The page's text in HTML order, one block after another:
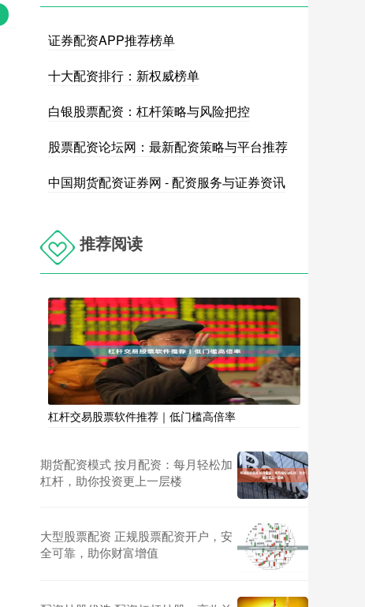
证券配资APP推荐榜单
十大配资排行：新权威榜单
白银股票配资：杠杆策略与风险把控
股票配资论坛网：最新配资策略与平台推荐
中国期货配资证券网 - 配资服务与证券资讯
推荐阅读
杠杆交易股票软件推荐｜低门槛高倍率
期货配资模式 按月配资：每月轻松加
杠杆，助你投资更上一层楼
大型股票配资 正规股票配资开户，安
全可靠，助你财富增值